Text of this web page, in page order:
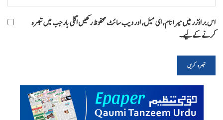
اس براؤزر میں میرا نام، ای میل، اور ویب سائٹ محفوظ رکھیں اگلی بار جب میں تبصرہ
کرنے کےلیے۔